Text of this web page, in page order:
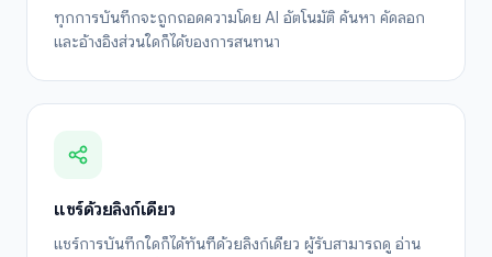
ทุกการบันทึกจะถูกถอดความโดย AI อัตโนมัติ ค้นหา คัดลอก
และอ้างอิงส่วนใดก็ได้ของการสนทนา
แชร์ด้วยลิงก์เดียว
แชร์การบันทึกใดก็ได้ทันทีด้วยลิงก์เดียว ผู้รับสามารถดู อ่าน